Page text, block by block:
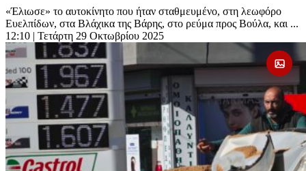
«Έλιωσε» το αυτοκίνητο που ήταν σταθμευμένο, στη λεωφόρο
Ευελπίδων, στα Βλάχικα της Βάρης, στο ρεύμα προς Βούλα, και ...
12:10 | Τετάρτη 29 Οκτωβρίου 2025